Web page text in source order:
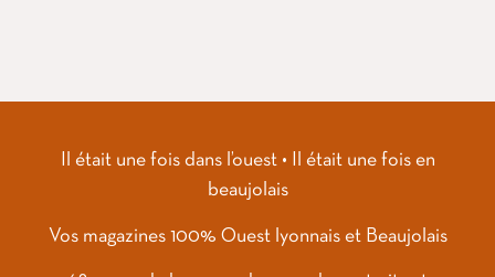
Il était une fois dans l’ouest • Il était une fois en
beaujolais
Vos magazines 100% Ouest lyonnais et Beaujolais